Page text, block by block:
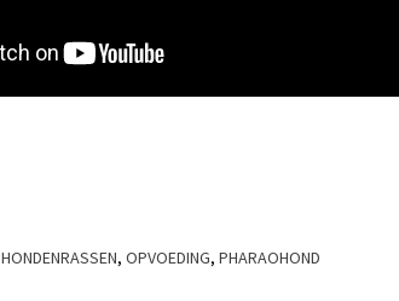
HONDENRASSEN, OPVOEDING, PHARAOHOND